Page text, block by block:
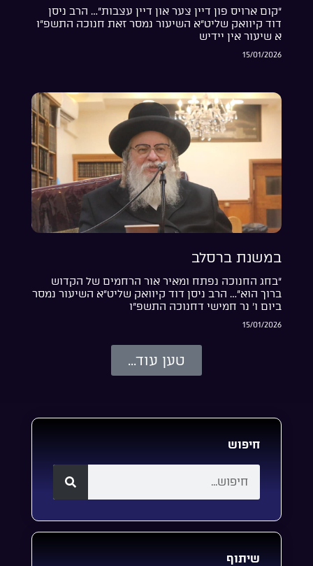
“קום ארויס פון דיין צער און דיין עצבות”… הרב ניסן
דוד קיוואק שליט”א השיעור נמסר זאת חנוכה התשפ”ו
א שיעור אין יידיש
15/01/2026
במשנת ברסלב
“בחג החנוכה נפתח ומאיר אור הרחמים של הקדוש
ברוך הוא”… הרב ניסן דוד קיוואק שליט”א השיעור נמסר
ביום ו’ נר חמישי דחנוכה התשפ”ו
15/01/2026
טען עוד...
חיפוש
שיתוף